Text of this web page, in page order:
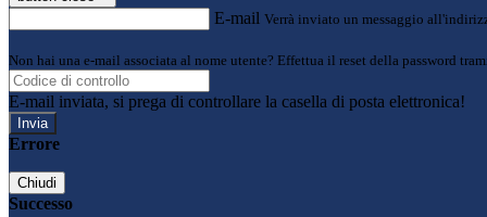
E-mail Verrà inviato un messaggio
Non hai una e-mail associata al nome utente? Effettua il reset della password
E-mail inviata, si prega di controllare la casella di posta elettronica!
Errore
Chiudi
Successo